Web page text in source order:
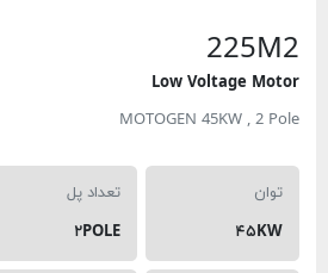
225M2
Low Voltage Motor
MOTOGEN 45KW , 2 Pole
توان
۴۵KW
تعداد پل
۲POLE